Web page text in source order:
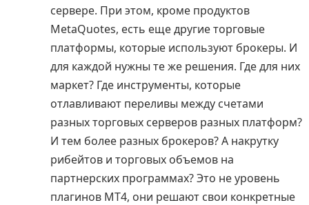
сервере. При этом, кроме продуктов
MetaQuotes, есть еще другие торговые
платформы, которые используют брокеры. И
для каждой нужны те же решения. Где для них
маркет? Где инструменты, которые
отлавливают переливы между счетами
разных торговых серверов разных платформ?
И тем более разных брокеров? А накрутку
рибейтов и торговых объемов на
партнерских программах? Это не уровень
плагинов МТ4, они решают свои конкретные